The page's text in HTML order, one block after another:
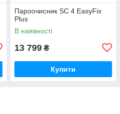
Пароочисник SC 4 EasyFix
Plus
В наявності
13 799 ₴
Купити